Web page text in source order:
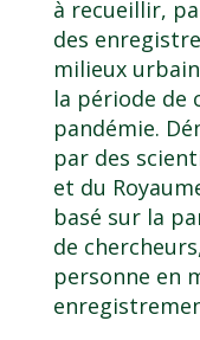
à recueillir,
des
milieux
la période de
pandémie.
par des
et du
basé sur la
de
personne en